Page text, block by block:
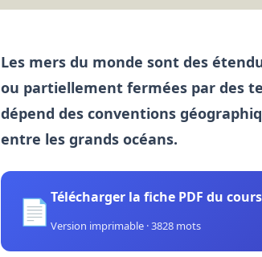
Les mers du monde sont des
ou partiellement fermées par des
dépend des conventions
entre les grands océans.
📄 Télécharger la fiche PDF du cours
Version imprimable · 3828 mots